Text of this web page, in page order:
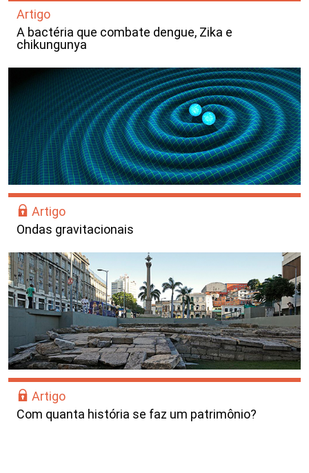
Artigo
A bactéria que combate dengue, Zika e
chikungunya
Artigo
Ondas gravitacionais
Artigo
Com quanta história se faz um patrimônio?